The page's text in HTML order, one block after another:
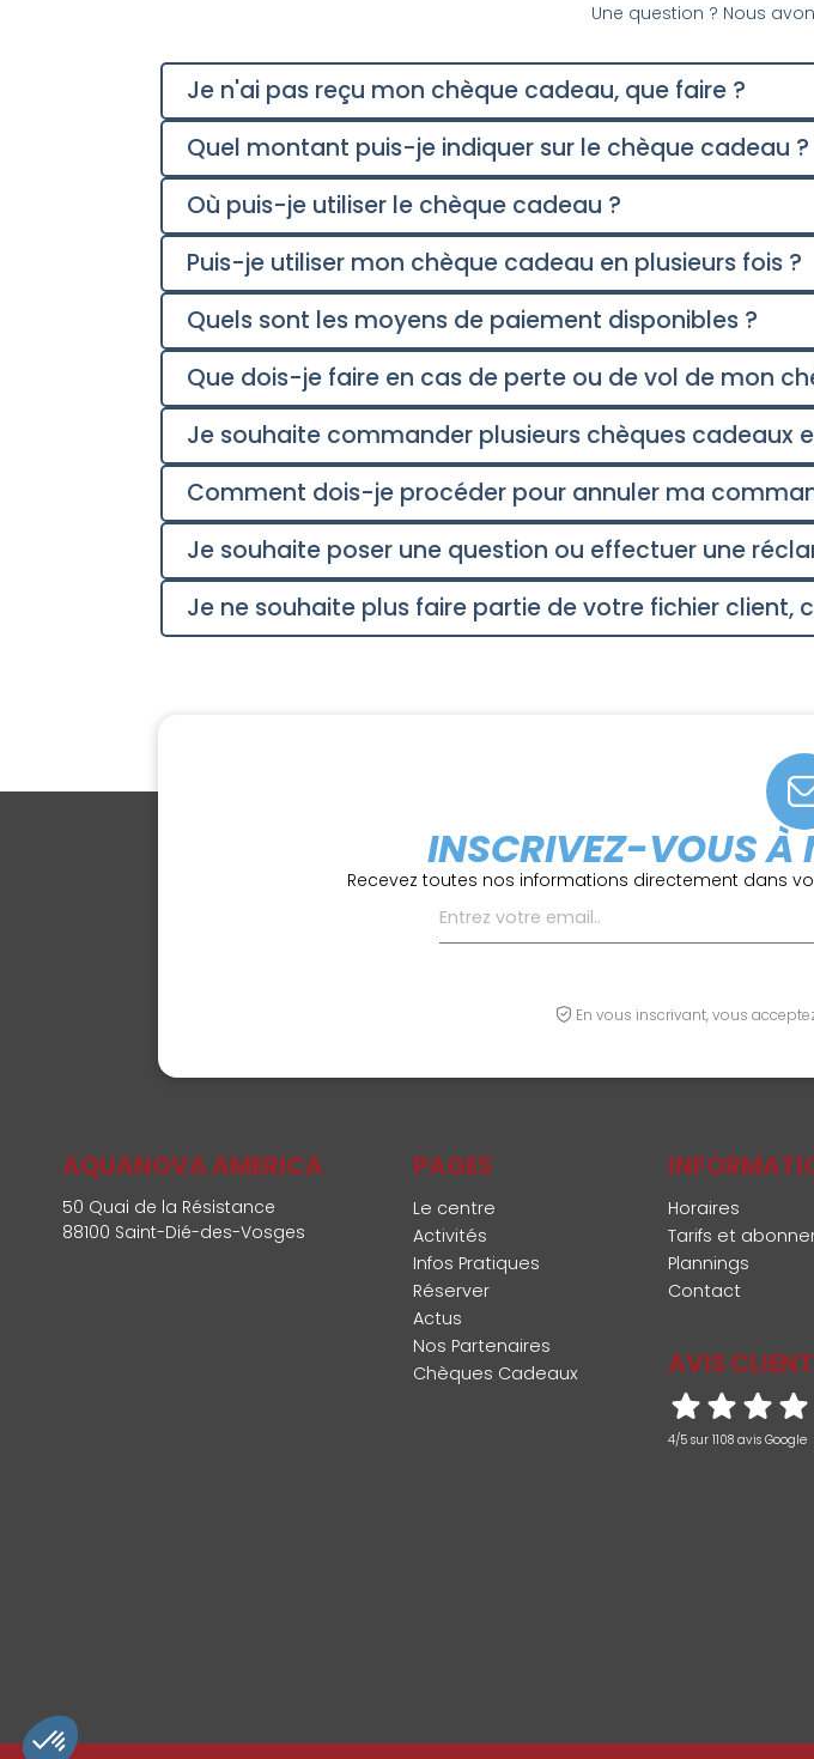
Une question ? Nous
Je n'ai pas reçu mon chèque cadeau, que faire ?
Quel montant puis-je indiquer sur le chèque cadeau ?
Où puis-je utiliser le chèque cadeau ?
Puis-je utiliser mon chèque cadeau en plusieurs fois ?
Quels sont les moyens de paiement disponibles ?
Que dois-je faire en cas de perte ou de vol de mon
Je souhaite commander plusieurs chèques cadeaux
Comment dois-je procéder pour annuler ma
Je souhaite poser une question ou effectuer une
Je ne souhaite plus faire partie de votre fichier
INSCRIVEZ-VOUS À
Recevez toutes nos informations directement dans
En vous inscrivant, vous
AQUANOVA AMERICA
50 Quai de la Résistance
88100 Saint-Dié-des-Vosges
PAGES
Le centre
Activités
Infos Pratiques
Réserver
Actus
Nos Partenaires
Chèques Cadeaux
Horaires
Tarifs et
Plannings
Contact
AVIS
4/5 sur 1108 avis Google